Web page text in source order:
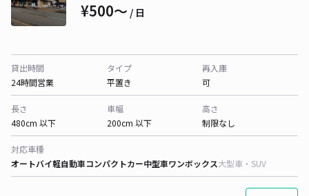
¥500〜 / 日
貸出時間
24時間営業
タイプ
平置き
再入庫
可
長さ
480cm 以下
車幅
200cm 以下
高さ
制限なし
対応車種
オートバイ軽自動車コンパクトカー中型車ワンボックス大型車・SUV